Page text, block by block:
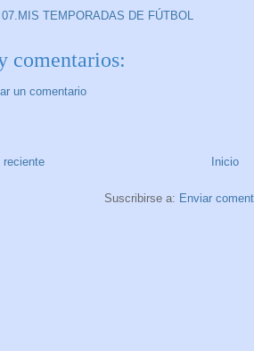
07.MIS TEMPORADAS DE FÚTBOL
comentarios:
un comentario
reciente Inicio
Suscribirse a: Enviar